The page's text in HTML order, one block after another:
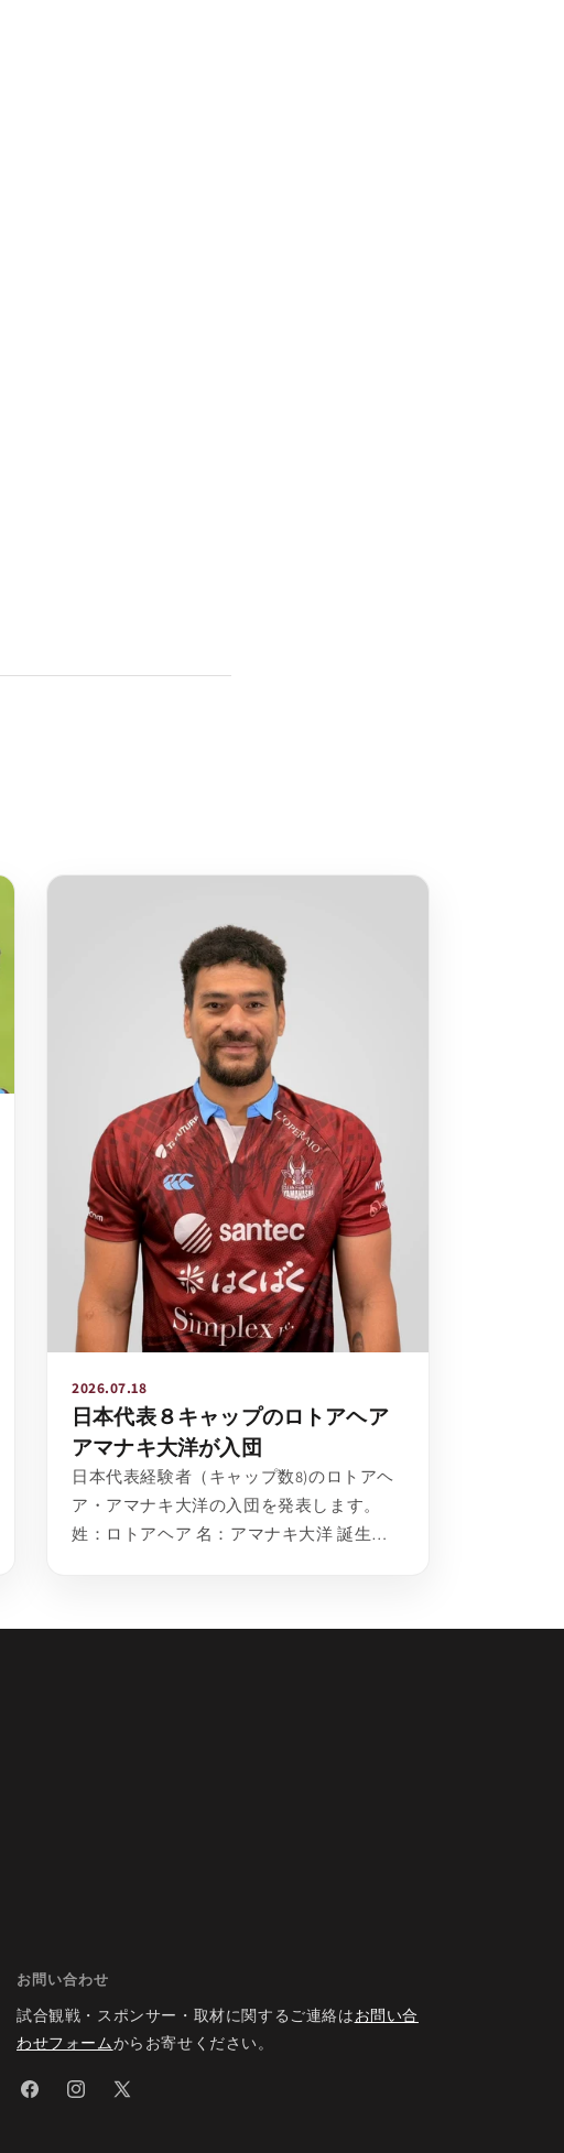
2026.07.18
日本代表８キャップのロトアヘア
アマナキ大洋が入団
日本代表経験者（キャップ数8)のロトアヘ
ア・アマナキ大洋の入団を発表します。
姓：ロトアヘア 名：アマナキ大洋 誕生
お問い合わせ
試合観戦・スポンサー・取材に関するご連絡はお問い合
わせフォームからお寄せください。
FacebookInstagram
X